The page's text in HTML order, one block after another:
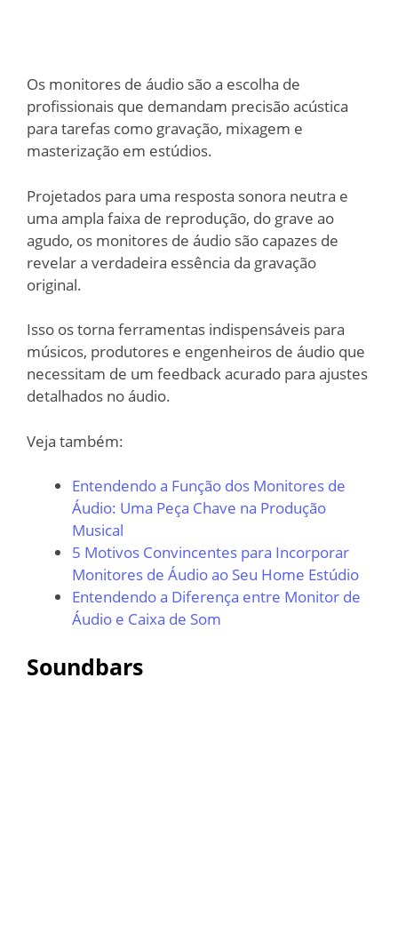
Os monitores de áudio são a escolha de
profissionais que demandam precisão acústica
para tarefas como gravação, mixagem e
masterização em estúdios.
Projetados para uma resposta sonora neutra e
uma ampla faixa de reprodução, do grave ao
agudo, os monitores de áudio são capazes de
revelar a verdadeira essência da gravação
original.
Isso os torna ferramentas indispensáveis para
músicos, produtores e engenheiros de áudio que
necessitam de um feedback acurado para ajustes
detalhados no áudio.
Veja também:
Entendendo a Função dos Monitores de
Áudio: Uma Peça Chave na Produção
Musical
5 Motivos Convincentes para Incorporar
Monitores de Áudio ao Seu Home Estúdio
Entendendo a Diferença entre Monitor de
Áudio e Caixa de Som
Soundbars